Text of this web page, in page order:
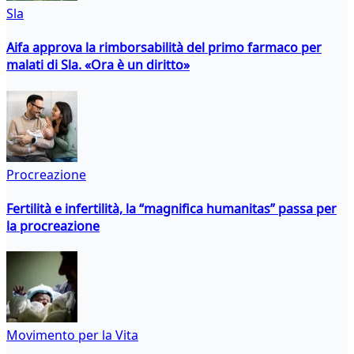
Sla
Aifa approva la rimborsabilità del primo farmaco per
malati di Sla. «Ora è un diritto»
Procreazione
Fertilità e infertilità, la “magnifica humanitas” passa per
la procreazione
Movimento per la Vita